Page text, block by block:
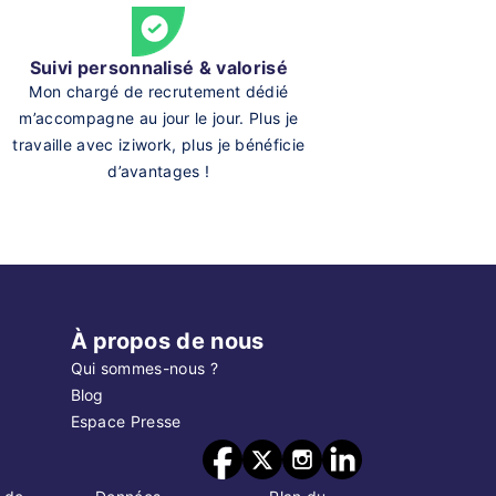
Suivi personnalisé & valorisé
Mon chargé de recrutement dédié
m’accompagne au jour le jour. Plus je
travaille avec iziwork, plus je bénéficie
d’avantages !
À propos de nous
Qui sommes-nous ?
Blog
Espace Presse